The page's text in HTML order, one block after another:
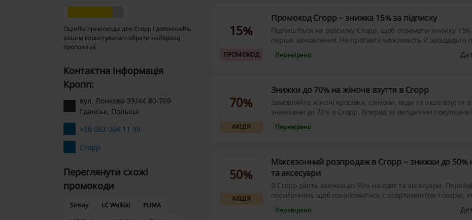
15%
ПРОМОКОД
Промокод Cropp − знижка 15% за підписку
Підпишіться на розсилку Cropp, щоб отримати знижку
перше замовлення. Не проґавте можливість й заощадьте
Перевірено
70%
АКЦІЯ
Знижки до 70% на жіноче взуття в Cropp
Замовляйте жіночі кросівки, сліпони, кеди та інше взуття зі
знижками до 70% в Cropp. Вперед за вигідними покупками!
Перевірено
50%
АКЦІЯ
Міжсезонний розпродаж в Cropp − знижки до 50%
та аксесуари
В Cropp діють знижки до 50% на одяг та аксесуари.
посиланням, щоб ознайомитись с асортиментом товарів,
Перевірено
Оцініть промокоди для Cropp і допоможіть
іншим користувачам обрати найкращі
пропозиції
Контактна інформація
Кропп:
вул. Лонкова 39/44 80-769
Гданськ, Польща
+38 093 064 11 99
Cropp
Переглянути схожі
промокоди
Sinsay LC Waikiki
PUMA